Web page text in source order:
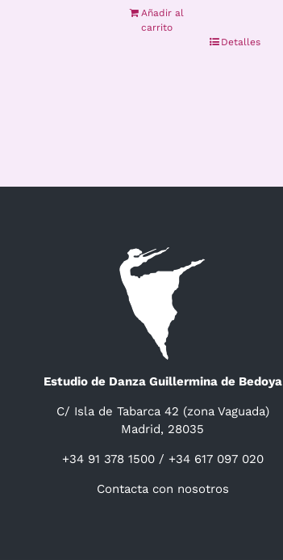
Añadir al
carrito
Detalles
Estudio de Danza Guillermina de Bedoya
C/ Isla de Tabarca 42 (zona Vaguada)
Madrid, 28035
+34 91 378 1500 / +34 617 097 020
Contacta con nosotros